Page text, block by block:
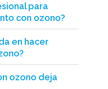
para
con ozono?
en hacer
ozono deja